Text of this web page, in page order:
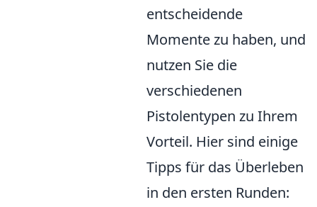
entscheidende
Momente zu haben, und
nutzen Sie die
verschiedenen
Pistolentypen zu Ihrem
Vorteil. Hier sind einige
Tipps für das Überleben
in den ersten Runden: